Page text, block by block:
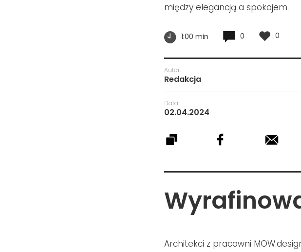
między elegancją a spokojem.
1:00 min 0 0
Architekci z pracowni
Autor:
Redakcja
Data:
02.04.2024